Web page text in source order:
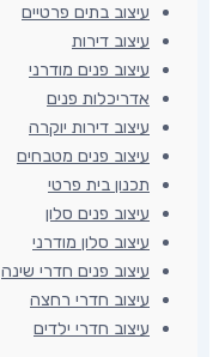
עיצוב בתים פרטיים
עיצוב דירות
עיצוב פנים מודרני
אדריכלות פנים
עיצוב דירות יוקרה
עיצוב פנים מטבחים
תכנון בית פרטי
עיצוב פנים סלון
עיצוב סלון מודרני
עיצוב פנים חדרי שינה
עיצוב חדרי רחצה
עיצוב חדרי ילדים